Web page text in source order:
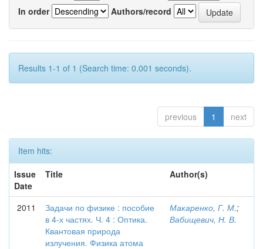
In order
Authors/record
Results 1-1 of 1 (Search time: 0.001 seconds).
previous 1 next
Item hits:
Issue
Date
Title Author(s)
2011
Задачи по физике : пособие
в 4-х частях. Ч. 4 : Оптика.
Квантовая природа
излучения. Физика атома
Макаренко, Г. М.;
Вабищевич, Н. В.